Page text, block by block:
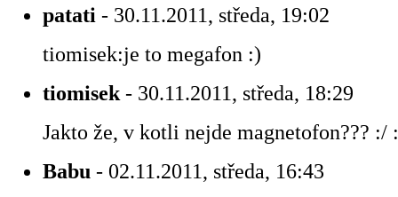
patati - 30.11.2011, středa, 19:02
tiomisek:je to megafon :)
tiomisek - 30.11.2011, středa, 18:29
Jakto že, v kotli nejde magnetofon??? :/
Babu - 02.11.2011, středa, 16:43